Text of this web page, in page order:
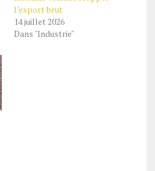
l’export brut
14 juillet 2026
Dans "Industrie"